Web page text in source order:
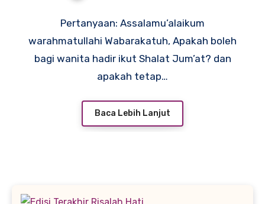
Pertanyaan: Assalamu’alaikum
warahmatullahi Wabarakatuh, Apakah boleh
bagi wanita hadir ikut Shalat Jum’at? dan
apakah tetap…
Baca Lebih Lanjut